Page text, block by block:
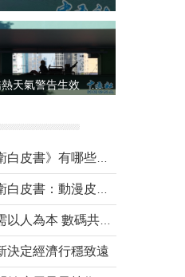
酷熱天氣警告生效 本港高溫持續至下周
決定經濟行穩致遠